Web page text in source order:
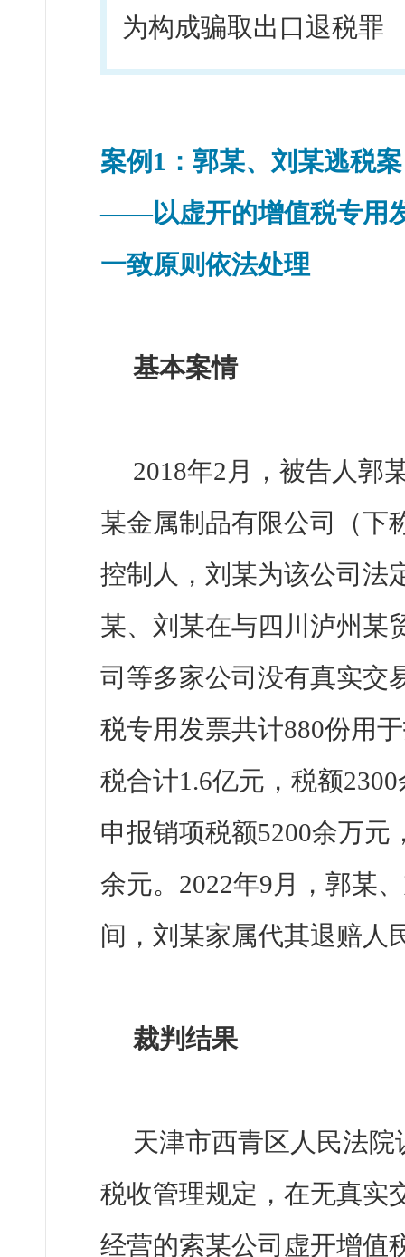
为构成骗取出口退税罪
案例1：郭某、刘某逃税案
——以虚开的增值税专用
一致原则依法处理
基本案情
2018年2月，被告人郭
某金属制品有限公司（下
控制人，刘某为该公司法
某、刘某在与四川泸州某
司等多家公司没有真实交
税专用发票共计880份用
税合计1.6亿元，税额
申报销项税额5200余万元
余元。2022年9月，郭某
间，刘某家属代其退赔人
裁判结果
天津市西青区人民法
税收管理规定，在无真实
经营的索某公司虚开增值